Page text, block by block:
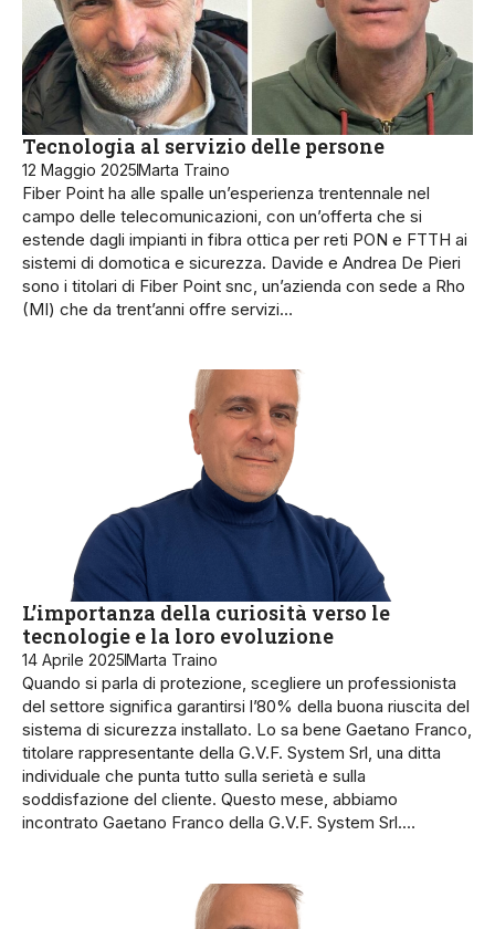
Tecnologia al servizio delle persone
12 Maggio 2025Marta Traino
Fiber Point ha alle spalle un’esperienza trentennale nel
campo delle telecomunicazioni, con un’offerta che si
estende dagli impianti in fibra ottica per reti PON e FTTH ai
sistemi di domotica e sicurezza. Davide e Andrea De Pieri
sono i titolari di Fiber Point snc, un’azienda con sede a Rho
(MI) che da trent’anni offre servizi…
L’importanza della curiosità verso le
tecnologie e la loro evoluzione
14 Aprile 2025Marta Traino
Quando si parla di protezione, scegliere un professionista
del settore significa garantirsi l’80% della buona riuscita del
sistema di sicurezza installato. Lo sa bene Gaetano Franco,
titolare rappresentante della G.V.F. System Srl, una ditta
individuale che punta tutto sulla serietà e sulla
soddisfazione del cliente. Questo mese, abbiamo
incontrato Gaetano Franco della G.V.F. System Srl.…